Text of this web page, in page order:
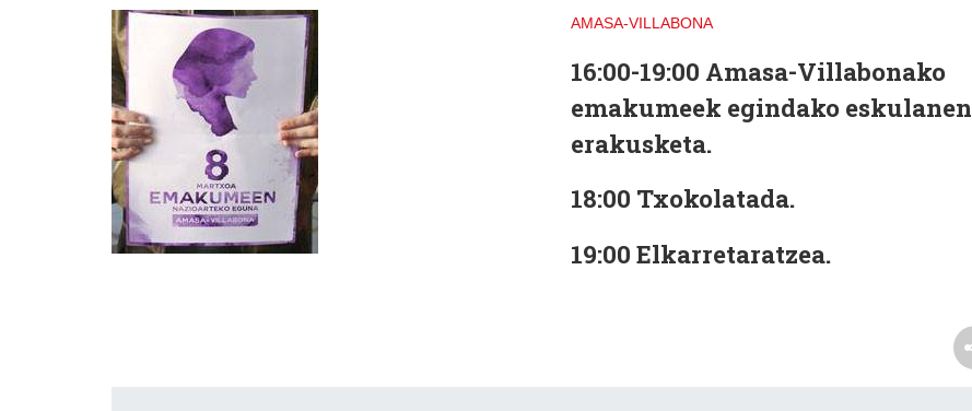
AMASA-VILLABONA
16:00-19:00 Amasa-Villabonako
emakumeek egindako eskulanen
erakusketa.
18:00 Txokolatada.
19:00 Elkarretaratzea.